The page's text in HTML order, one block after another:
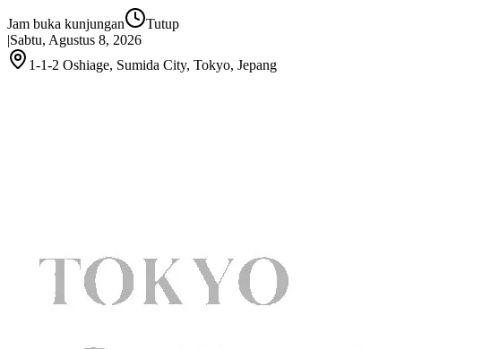
Jam buka kunjungan
Tutup
|Sabtu, Agustus 8, 2026
1-1-2 Oshiage, Sumida City, Tokyo, Jepang